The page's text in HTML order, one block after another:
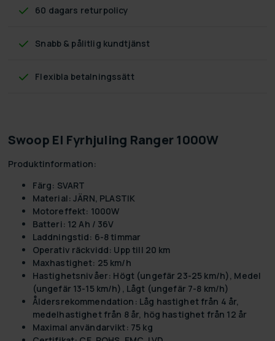
60 dagars returpolicy
Snabb & pålitlig kundtjänst
Flexibla betalningssätt
Swoop El Fyrhjuling Ranger 1000W
Produktinformation:
Färg: SVART
Material: JÄRN, PLASTIK
Motoreffekt: 1000W
Batteri: 12 Ah / 36V
Laddningstid: 6-8 timmar
Operativ räckvidd: Upp till 20 km
Maxhastighet: 25 km/h
Hastighetsnivåer: Högt (ungefär 23-25 km/h), Medel
(ungefär 13-15 km/h), Lågt (ungefär 7-8 km/h)
Åldersrekommendation: Låg hastighet från 4 år,
medelhastighet från 8 år, hög hastighet från 12 år
Maximal användarvikt: 75 kg